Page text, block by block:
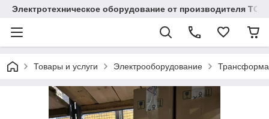
Электротехническое оборудование от производителя TOO
Товары и услуги Электрооборудование